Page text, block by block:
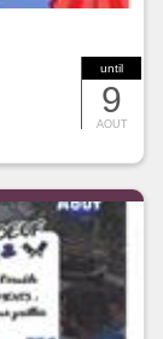
until
9
AOUT